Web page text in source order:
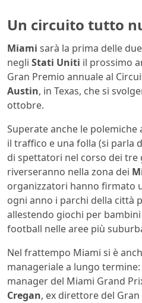
Un circuito tutto
Miami sarà la prima delle
negli Stati Uniti il ​​prossimo
Gran Premio annuale al
Austin, in Texas, che si
ottobre.
Superate anche le
il traffico e una folla (si parla
di spettatori nel corso dei tre
riverseranno nella zona dei
organizzatori hanno firmato
ogni anno i parchi della città
allestendo giochi per
football nelle aree più
Nel frattempo Miami si è
manageriale a lungo
manager del Miami Grand
Cregan, ex direttore del